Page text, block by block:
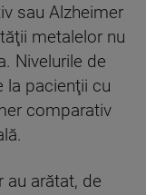
sau Alzheimer
metalelor nu
Nivelurile de
la pacienţii cu
comparativ
au arătat, de